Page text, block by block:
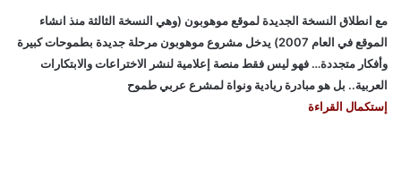
مع انطلاق النسخة الجديدة لموقع موهوبون (وهي النسخة الثالثة منذ انشاء
الموقع في العام 2007) يدخل مشروع موهوبون مرحلة جديدة بطموحات كبيرة
وأفكار متجددة… فهو ليس فقط منصة إعلامية لنشر الاختراعات والابتكارات
العربية.. بل هو مبادرة ريادية ونواة لمشرع عربي طموح
إستكمال القراءة